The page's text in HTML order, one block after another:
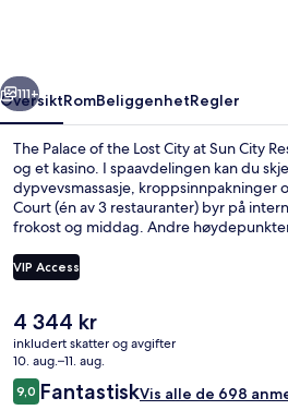
at
Sun
City
Resort
Neste
111+
OversiktRomBeliggenhetRegler
The Palace of the Lost City at Sun City
og et kasino. I spaavdelingen kan du
dypvevsmassasje, kroppsinnpakninger
Court (én av 3 restauranter) byr på
frokost og middag. Andre
utendørsbasseng og en nattklubb.
vennlige betjeningen.
VIP Access
Den
nåværende
prisen
er
4 344 kr
4 344 kr
inkludert skatter og avgifter
10. aug.–11. aug.
Anmeldelser
9,09,0 av 10 –
FantastiskVis alle de 698